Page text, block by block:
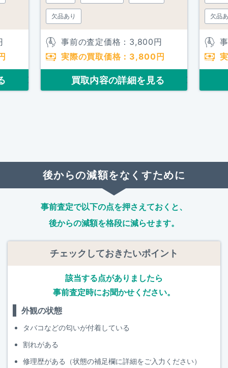
欠品あり
事前の査定価格： 3,800円
実際の買取価格： 3,800 円
買取内容の詳細を見る
欠品
後からの減額をなくすために
事前査定で以下の点を押さえておくと、
後からの減額を格段に減らせます。
チェックしておきたいポイント
該当する点がありましたら
事前査定時にお聞かせください。
外観の状態
タバコなどの匂いが付着している
割れがある
修理歴がある（状態の補足欄に詳細をご入力ください）